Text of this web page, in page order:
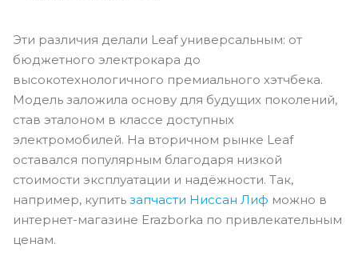
Эти различия делали Leaf универсальным: от
бюджетного электрокара до
высокотехнологичного премиального хэтчбека.
Модель заложила основу для будущих поколений,
став эталоном в классе доступных
электромобилей. На вторичном рынке Leaf
оставался популярным благодаря низкой
стоимости эксплуатации и надёжности. Так,
например, купить запчасти Ниссан Лиф можно в
интернет-магазине Erazborka по привлекательным
ценам.